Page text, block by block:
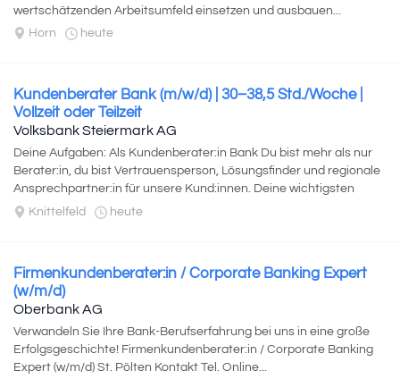
wertschätzenden Arbeitsumfeld einsetzen und ausbauen...
Horn
heute
Kundenberater Bank (m/w/d) | 30–38,5 Std./Woche |
Vollzeit oder Teilzeit
Volksbank Steiermark AG
Deine Aufgaben: Als Kundenberater:in Bank Du bist mehr als nur
Berater:in, du bist Vertrauensperson, Lösungsfinder und regionale
Ansprechpartner:in für unsere Kund:innen. Deine wichtigsten
Aufgaben, Persönliche...
Knittelfeld heute
Firmenkundenberater:in / Corporate Banking Expert
(w/m/d)
Oberbank AG
Verwandeln Sie Ihre Bank-Berufserfahrung bei uns in eine große
Erfolgsgeschichte! Firmenkundenberater:in / Corporate Banking
Expert (w/m/d) St. Pölten Kontakt Tel. Online...